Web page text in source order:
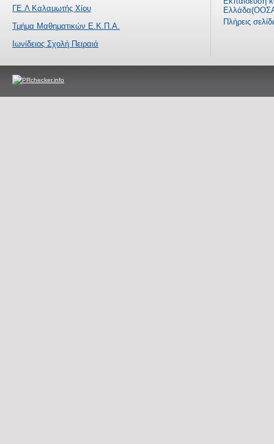
ΓΕ.Λ Καλαμωτής Χίου
Τμήμα Μαθηματικών Ε.Κ.Π.Α.
Ιωνίδειος Σχολή Πειραιά
Πλήρεις